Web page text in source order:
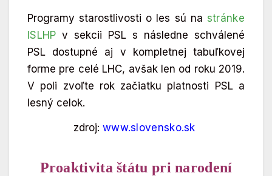
Programy starostlivosti o les sú na stránke
ISLHP v sekcii PSL s následne schválené
PSL dostupné aj v kompletnej tabuľkovej
forme pre celé LHC, avšak len od roku 2019.
V poli zvoľte rok začiatku platnosti PSL a
lesný celok.
zdroj: www.slovensko.sk
Proaktivita štátu pri narodení